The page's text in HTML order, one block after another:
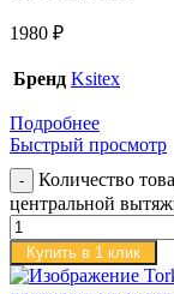
1980 ₽
Бренд Ksitex
Подробнее
Быстрый просмотр
Количество
центральной
Купить в 1 клик